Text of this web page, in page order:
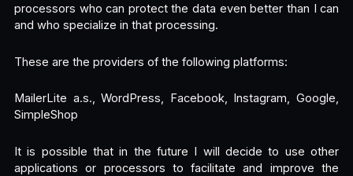
processors who can protect the data even better than I can
and who specialize in that processing.
These are the providers of the following platforms:
MailerLite a.s., WordPress, Facebook, Instagram, Google,
SimpleShop
It is possible that in the future I will decide to use other
applications or processors to facilitate and improve the